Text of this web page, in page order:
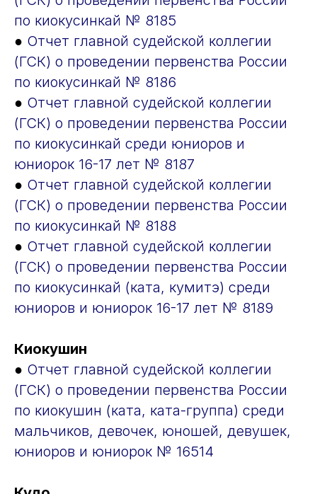
по киокусинкай № 8185
● Отчет главной судейской коллегии
(ГСК) о проведении первенства России
по киокусинкай № 8186
● Отчет главной судейской коллегии
(ГСК) о проведении первенства России
по киокусинкай среди юниоров и
юниорок 16-17 лет № 8187
● Отчет главной судейской коллегии
(ГСК) о проведении первенства России
по киокусинкай № 8188
● Отчет главной судейской коллегии
(ГСК) о проведении первенства России
по киокусинкай (ката, кумитэ) среди
юниоров и юниорок 16-17 лет № 8189
Киокушин
● Отчет главной судейской коллегии
(ГСК) о проведении первенства России
по киокушин (ката, ката-группа) среди
мальчиков, девочек, юношей, девушек,
юниоров и юниорок № 16514